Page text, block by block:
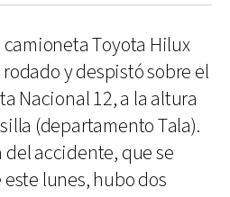
Toyota Hilux
y despistó sobre el
Nacional 12, a la altura
(departamento Tala).
accidente, que se
este lunes, hubo dos